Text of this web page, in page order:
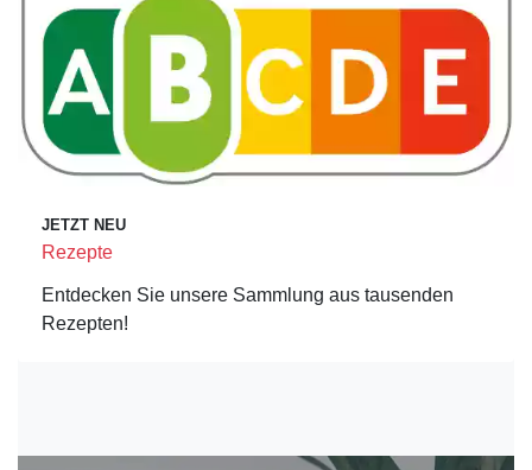
JETZT NEU
Rezepte
Entdecken Sie unsere Sammlung aus tausenden
Rezepten!